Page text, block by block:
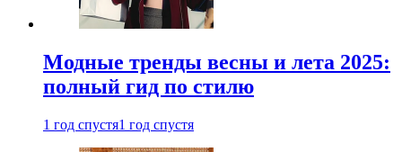
Модные тренды весны и лета 2025:
полный гид по стилю
1 год спустя1 год спустя